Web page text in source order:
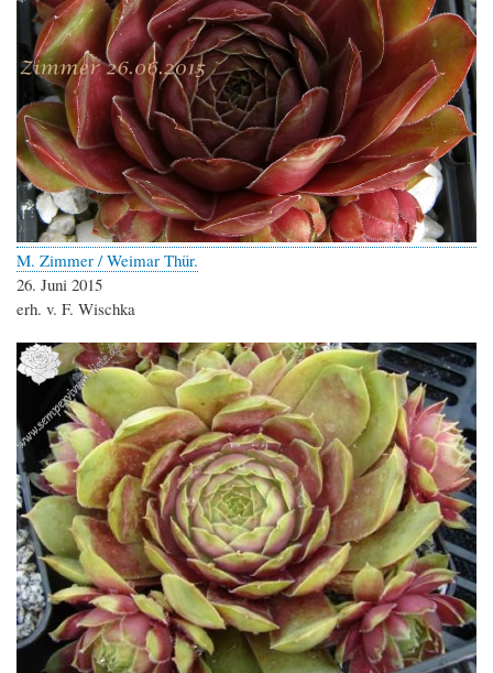
M. Zimmer / Weimar Thür.
26. Juni 2015
erh. v. F. Wischka